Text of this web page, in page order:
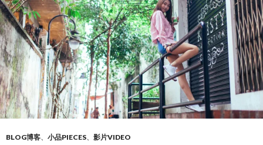
文
BLOG博客、 小品PIECES、 影片VIDEO